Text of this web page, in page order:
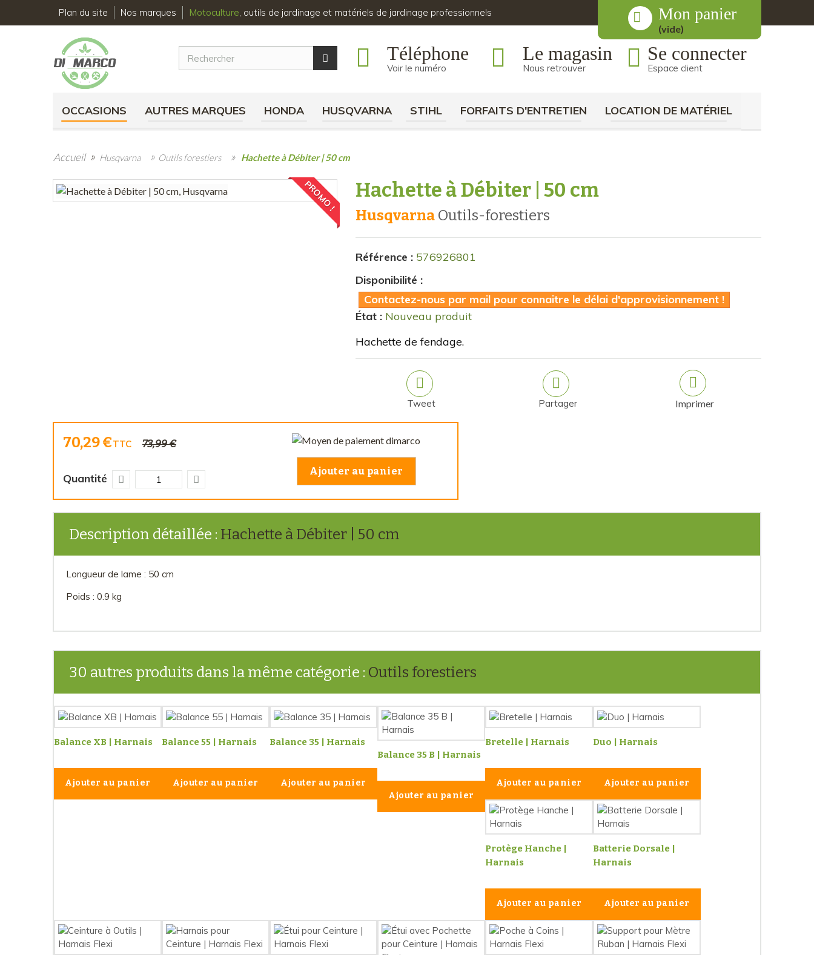
Mon panier
(vide)
Plan du site Nos marques Motoculture, outils de jardinage et matériels de jardinage professionnels
Téléphone
Voir le numéro
Le magasin
Nous retrouver
Se connecter
Espace client
OCCASIONS AUTRES MARQUES HONDA HUSQVARNA STIHL FORFAITS D'ENTRETIEN LOCATION DE MATÉRIEL
Accueil » Husqvarna » Outils forestiers » Hachette à Débiter | 50 cm
PROMO ! Hachette à Débiter | 50 cm
Husqvarna outils-forestiers
Référence : 576926801
Disponibilité :
Contactez-nous par mail pour connaitre le délai d'approvisionnement !
État : Nouveau produit
Hachette de fendage.
Tweet Partager Imprimer
70,29 €TTC 73,99 €
Quantité
Ajouter au panier
Description détaillée : Hachette à Débiter | 50 cm
Longueur de lame : 50 cm
Poids : 0.9 kg
30 autres produits dans la même catégorie : Outils forestiers
Balance XB | Harnais
Ajouter au panier
Balance 55 | Harnais
Ajouter au panier
Balance 35 | Harnais
Ajouter au panier
Balance 35 B | Harnais
Ajouter au panier
Bretelle | Harnais
Ajouter au panier
Duo | Harnais
Ajouter au panier
Protège Hanche |
Harnais
Ajouter au panier
Batterie Dorsale |
Harnais
Ajouter au panier